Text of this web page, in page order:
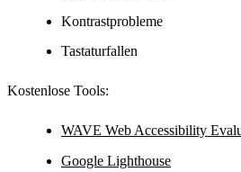
Kontrastprobleme
Tastaturfallen
Kostenlose Tools:
WAVE Web Accessibility
Google Lighthouse